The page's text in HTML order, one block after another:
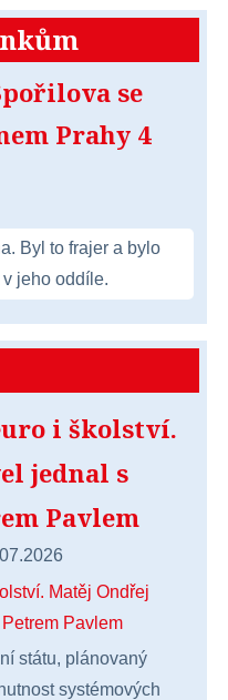
se
Prahy 4
Byl to frajer a bylo
jeho oddíle.
i školství.
jednal s
Pavlem
státu, plánovaný
systémových